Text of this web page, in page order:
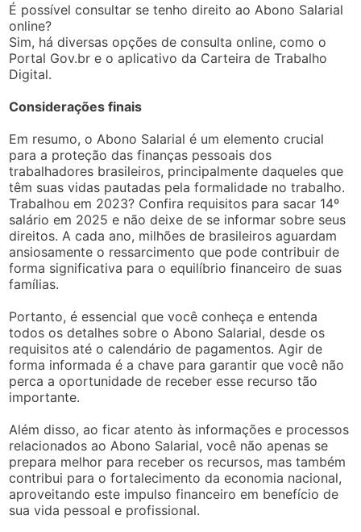
É possível consultar se tenho direito ao Abono Salarial
online?
Sim, há diversas opções de consulta online, como o
Portal Gov.br e o aplicativo da Carteira de Trabalho
Digital.
Considerações finais
Em resumo, o Abono Salarial é um elemento crucial
para a proteção das finanças pessoais dos
trabalhadores brasileiros, principalmente daqueles que
têm suas vidas pautadas pela formalidade no trabalho.
Trabalhou em 2023? Confira requisitos para sacar 14º
salário em 2025 e não deixe de se informar sobre seus
direitos. A cada ano, milhões de brasileiros aguardam
ansiosamente o ressarcimento que pode contribuir de
forma significativa para o equilíbrio financeiro de suas
famílias.
Portanto, é essencial que você conheça e entenda
todos os detalhes sobre o Abono Salarial, desde os
requisitos até o calendário de pagamentos. Agir de
forma informada é a chave para garantir que você não
perca a oportunidade de receber esse recurso tão
importante.
Além disso, ao ficar atento às informações e processos
relacionados ao Abono Salarial, você não apenas se
prepara melhor para receber os recursos, mas também
contribui para o fortalecimento da economia nacional,
aproveitando este impulso financeiro em benefício de
sua vida pessoal e profissional.